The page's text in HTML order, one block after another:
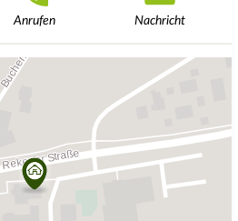
Anrufen Nachricht